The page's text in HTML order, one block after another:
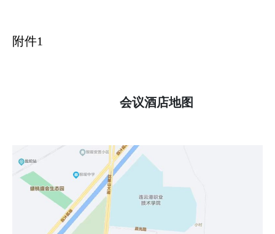
附件1
会议酒店地图